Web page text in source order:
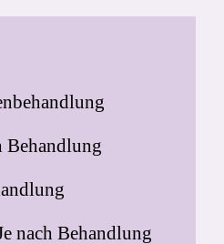
Behandlung
nach Behandlung